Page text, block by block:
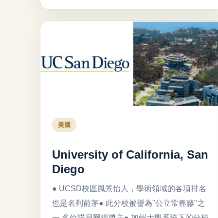
美國
University of California, San
Diego
● UCSD校區風景怡人，學術領域的各項排名
也是名列前茅● 此分校被譽為"公立常春藤"之